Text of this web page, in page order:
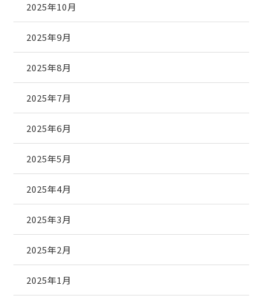
2025年10月
2025年9月
2025年8月
2025年7月
2025年6月
2025年5月
2025年4月
2025年3月
2025年2月
2025年1月